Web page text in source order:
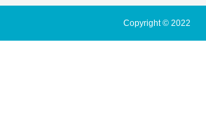
Copyright © 2022